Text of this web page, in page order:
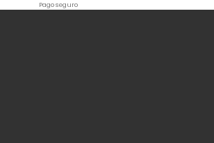
Pago seguro